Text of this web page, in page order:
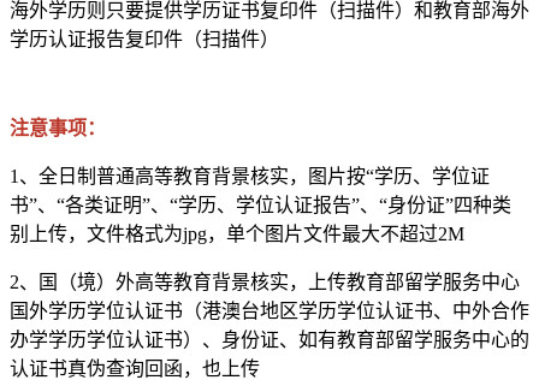
海外学历则只要提供学历证书复印件（扫描件）和教育部海外
学历认证报告复印件（扫描件）
注意事项：
1、全日制普通高等教育背景核实，图片按“学历、学位证
书”、“各类证明”、“学历、学位认证报告”、“身份证”四种类
别上传，文件格式为jpg，单个图片文件最大不超过2M
2、国（境）外高等教育背景核实，上传教育部留学服务中心
国外学历学位认证书（港澳台地区学历学位认证书、中外合作
办学学历学位认证书）、身份证、如有教育部留学服务中心的
认证书真伪查询回函，也上传